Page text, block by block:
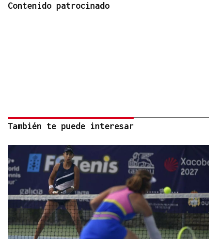
Contenido patrocinado
También te puede interesar